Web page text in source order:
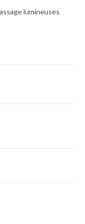
lumineuses